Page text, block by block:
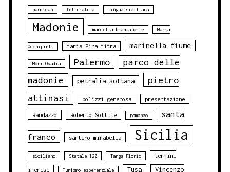
handicap letteratura lingua siciliana
Madonie marcella brancaforte Maria
Occhipinti Maria Pina Mitra marinella fiume
Moni Ovadia Palermo
parco delle
madonie
petralia sottana
pietro
attinasi
polizzi generosa presentazione
Randazzo Roberto Sottile romanzo santa
franco santino mirabella Sicilia
siciliano Statale 120 Targa Florio termini
imerese Turismo esperenziale Tusa Vincenzo